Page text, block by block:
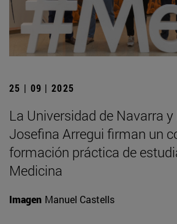
25 | 09 | 2025
La Universidad de Navarra
Josefina Arregui firman un
formación práctica de
Medicina
Imagen Manuel Castells